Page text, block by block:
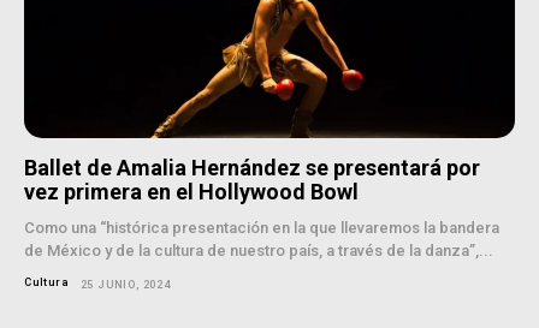
Ballet de Amalia Hernández se presentará por
vez primera en el Hollywood Bowl
Como una “histórica presentación en la que llevaremos la bandera
de México y de la cultura de nuestro país, a través de la danza”,...
Cultura 25 JUNIO, 2024